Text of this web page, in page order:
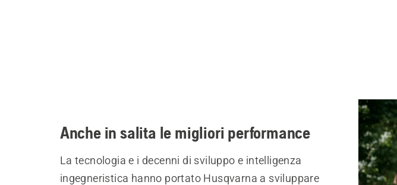
Anche in salita le migliori performance
La tecnologia e i decenni di sviluppo e intelligenza
ingegneristica hanno portato Husqvarna a sviluppare